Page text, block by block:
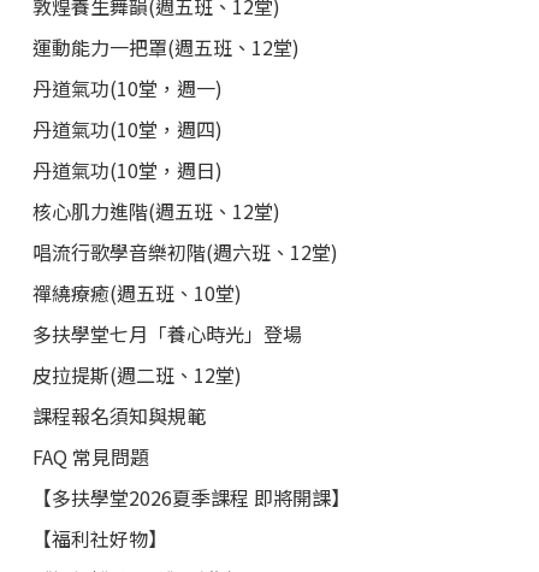
敦煌養生舞韻(週五班、12堂)
運動能力一把罩(週五班、12堂)
丹道氣功(10堂，週一)
丹道氣功(10堂，週四)
丹道氣功(10堂，週日)
核心肌力進階(週五班、12堂)
唱流行歌學音樂初階(週六班、12堂)
禪繞療癒(週五班、10堂)
多扶學堂七月「養心時光」登場
皮拉提斯(週二班、12堂)
課程報名須知與規範
FAQ 常見問題
【多扶學堂2026夏季課程 即將開課】
【福利社好物】